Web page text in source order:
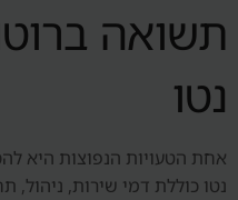
תשואה
נטו
אחת הטעויות הנפוצות היא
נטו כוללת דמי שירות, ניהול,